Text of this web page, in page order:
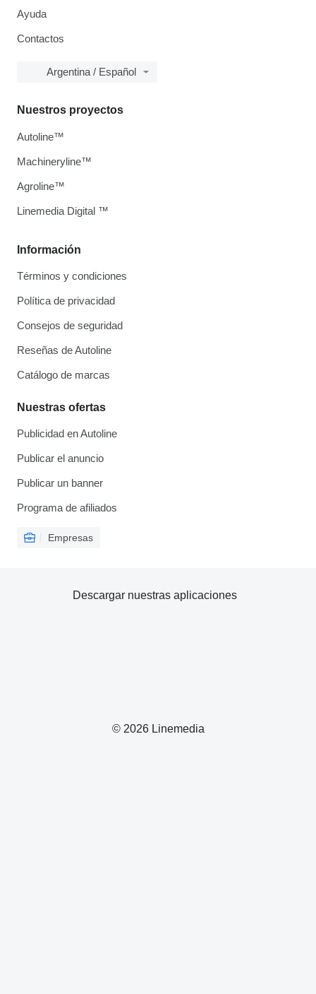
Ayuda
Contactos
Argentina / Español
Información
Términos y condiciones
Política de privacidad
Consejos de seguridad
Reseñas de Autoline
Catálogo de marcas
Nuestras ofertas
Publicidad en Autoline
Publicar el anuncio
Publicar un banner
Programa de afiliados
Empresas
Nuestros proyectos
Autoline™
Machineryline™
Agroline™
Linemedia Digital ™
© 2026 Linemedia
Descargar nuestras aplicaciones